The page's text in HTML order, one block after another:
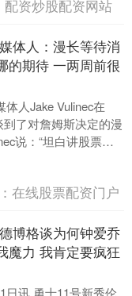
配资炒股配资网站
体人：漫长等待消
的期待 一两周前很
人Jake Vulinec在
到了对詹姆斯决定的漫
说：“坦白讲股票配
在线股票配资门户
博格谈为何钟爱乔
魔力 我肯定要疯狂
日讯 勇士11号新秀伦